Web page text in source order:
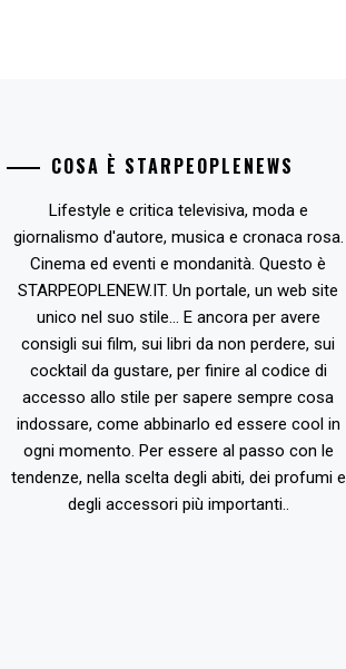
COSA È STARPEOPLENEWS
Lifestyle e critica televisiva, moda e
giornalismo d'autore, musica e cronaca rosa.
Cinema ed eventi e mondanità. Questo è
STARPEOPLENEW.IT. Un portale, un web site
unico nel suo stile... E ancora per avere
consigli sui film, sui libri da non perdere, sui
cocktail da gustare, per finire al codice di
accesso allo stile per sapere sempre cosa
indossare, come abbinarlo ed essere cool in
ogni momento. Per essere al passo con le
tendenze, nella scelta degli abiti, dei profumi e
degli accessori più importanti..